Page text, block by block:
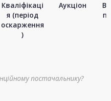
Кваліфікаці
я (період
оскарження
)
Аукціон
постачальнику?